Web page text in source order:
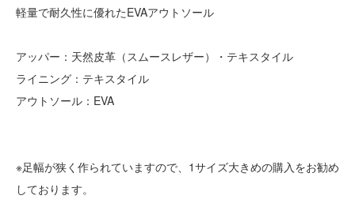
軽量で耐久性に優れたEVAアウトソール
アッパー：天然皮革（スムースレザー）・テキスタイル
ライニング：テキスタイル
アウトソール：EVA
※足幅が狭く作られていますので、1サイズ大きめの購入をお勧め
しております。